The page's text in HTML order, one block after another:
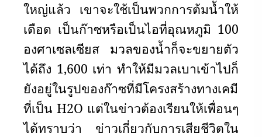
ใหญ่แล้ว เขาจะใช้เป็นพวกการต้มน้ำให้
เดือด เป็นก๊าซหรือเป็นไอที่อุณหภูมิ 100
องศาเซลเซียส มวลของน้ำก็จะขยายตัว
ได้ถึง 1,600 เท่า ทำให้มีมวลเบาเข้าไปก็
ยังอยู่ในรูปของก๊าซที่มีโครงสร้างทางเคมี
ที่เป็น H2O แต่ในข่าวต้องเรียนให้เพื่อนๆ
ได้ทราบว่า ข่าวเกี่ยวกับการเสียชีวิตใน